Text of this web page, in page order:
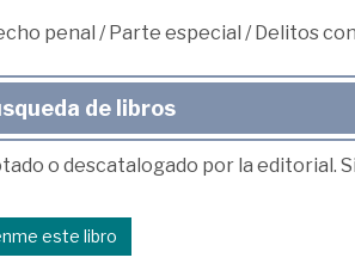
penal /Parte especial /Delitos
de libros
o descatalogado por la editorial.
este libro